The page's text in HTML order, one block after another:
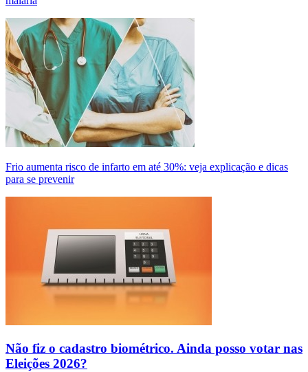
Frio aumenta risco de infarto em até 30%: veja explicação e dicas
para se prevenir
Não fiz o cadastro biométrico. Ainda posso votar nas
Eleições 2026?